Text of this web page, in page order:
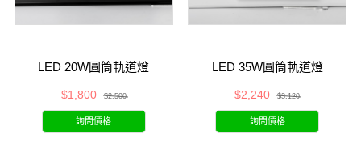
LED 20W圓筒軌道燈
$1,800 $2,500
詢問價格
LED 35W圓筒軌道燈
$2,240 $3,120
詢問價格